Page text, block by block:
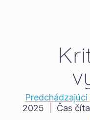
Predchádzajúci
2025
Čas